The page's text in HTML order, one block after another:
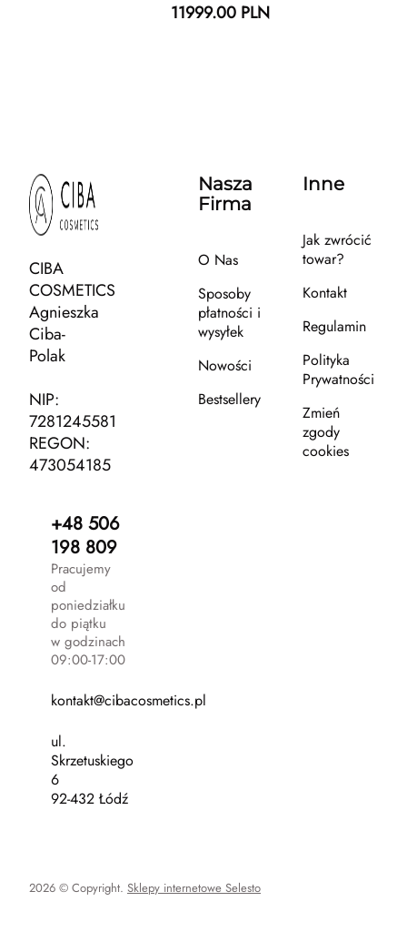
11999.00 PLN
CIBA
COSMETICS
Agnieszka
Ciba-
Polak
NIP:
7281245581
REGON:
473054185
+48 506
198 809
Pracujemy
od
poniedziałku
do piątku
w godzinach
09:00-17:00
kontakt@cibacosmetics.pl
ul.
Skrzetuskiego
6
92-432 Łódź
Nasza
Firma
O Nas
Sposoby
płatności i
wysyłek
Nowości
Bestsellery
Inne
Jak zwrócić
towar?
Kontakt
Regulamin
Polityka
Prywatności
Zmień
zgody
cookies
2026 © Copyright. Sklepy internetowe Selesto